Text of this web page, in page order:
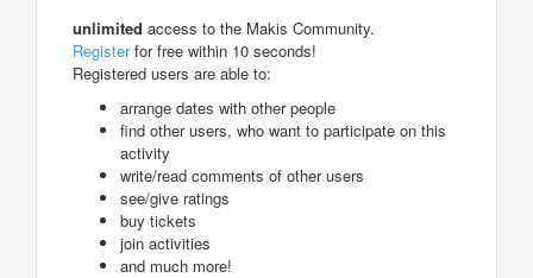
unlimited access to the Makis Community.
Registerfor free within 10 seconds!
Registered users are able to:
arrange dates with other people
find other users, who want to participate on this
activity
write/read comments of other users
see/give ratings
buy tickets
join activities
and much more!